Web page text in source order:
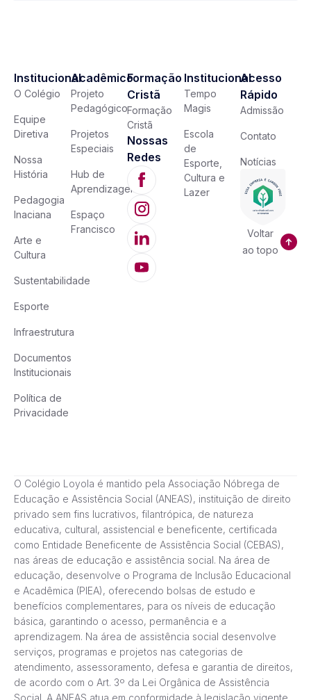
Institucional
O Colégio
Equipe
Diretiva
Nossa
História
Pedagogia
Inaciana
Arte e
Cultura
Sustentabilidade
Esporte
Infraestrutura
Documentos
Institucionais
Política de
Privacidade
Acadêmico
Projeto
Pedagógico
Projetos
Especiais
Hub de
Aprendizagem
Espaço
Francisco
Formação
Cristã
Formação
Cristã
Nossas
Redes
Institucional
Tempo
Magis
Escola
de
Esporte,
Cultura e
Lazer
Acesso
Rápido
Admissão
Contato
Notícias
Voltar
ao topo
O Colégio Loyola é mantido pela Associação Nóbrega de
Educação e Assistência Social (ANEAS), instituição de direito
privado sem fins lucrativos, filantrópica, de natureza
educativa, cultural, assistencial e beneficente, certificada
como Entidade Beneficente de Assistência Social (CEBAS),
nas áreas de educação e assistência social. Na área de
educação, desenvolve o Programa de Inclusão Educacional
e Acadêmica (PIEA), oferecendo bolsas de estudo e
benefícios complementares, para os níveis de educação
básica, garantindo o acesso, permanência e a
aprendizagem. Na área de assistência social desenvolve
serviços, programas e projetos nas categorias de
atendimento, assessoramento, defesa e garantia de direitos,
de acordo com o Art. 3º da Lei Orgânica de Assistência
Social. A ANEAS atua em conformidade à legislação vigente